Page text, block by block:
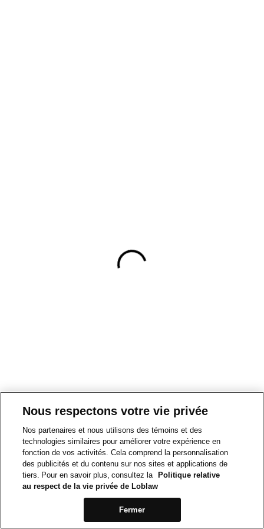
Nous respectons votre vie privée
Nos partenaires et nous utilisons des témoins et des
technologies similaires pour améliorer votre expérience en
fonction de vos activités. Cela comprend la personnalisation
des publicités et du contenu sur nos sites et applications de
tiers. Pour en savoir plus, consultez la
Politique relative
au respect de la vie privée de Loblaw
Fermer